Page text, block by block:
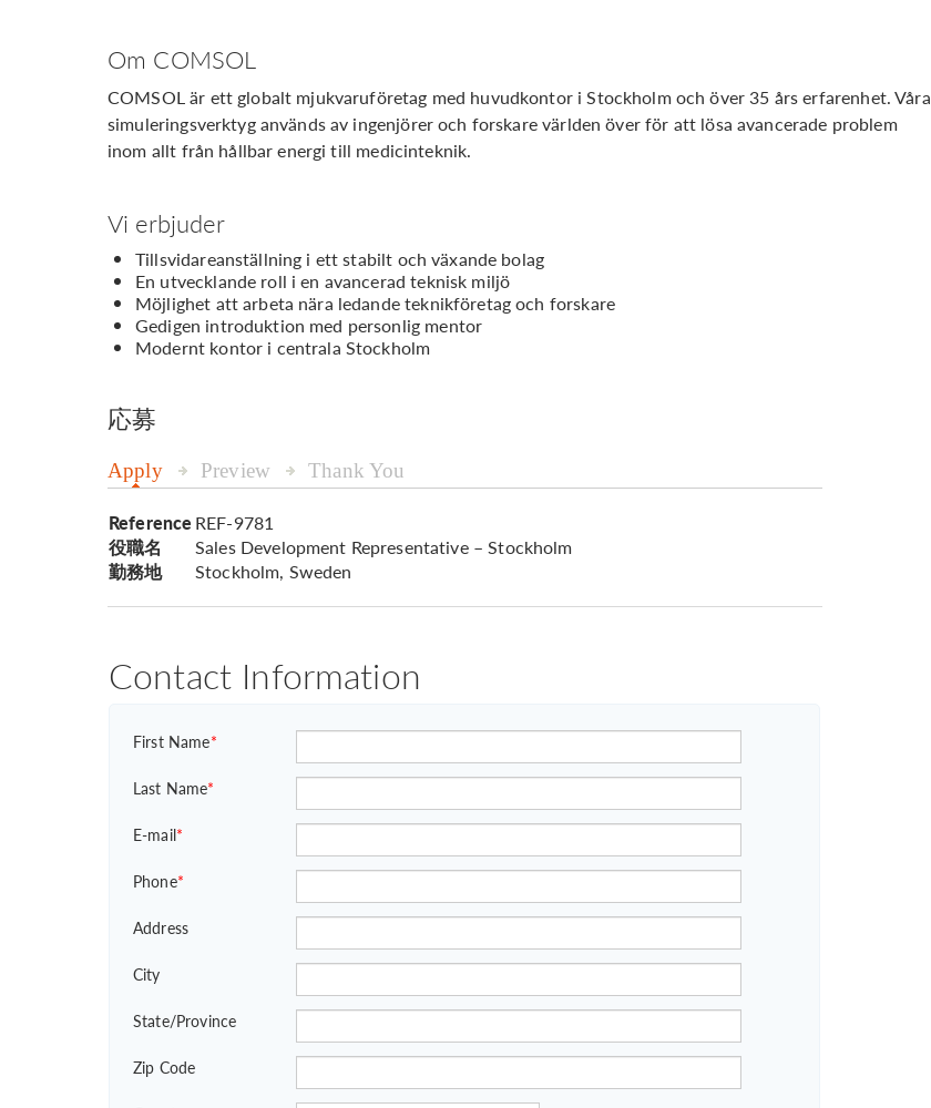
Om COMSOL
COMSOL är ett globalt mjukvaruföretag med huvudkontor i Stockholm och över 35 års erfarenhet. Våra
simuleringsverktyg används av ingenjörer och forskare världen över för att lösa avancerade problem
inom allt från hållbar energi till medicinteknik.
Vi erbjuder
Tillsvidareanställning i ett stabilt och växande bolag
En utvecklande roll i en avancerad teknisk miljö
Möjlighet att arbeta nära ledande teknikföretag och forskare
Gedigen introduktion med personlig mentor
Modernt kontor i centrala Stockholm
応募
Apply Preview Thank You
Reference REF-9781
役職名
Sales Development Representative – Stockholm
勤務地
Stockholm, Sweden
Contact Information
First Name*
Last Name*
E-mail*
Phone*
Address
City
State/Province
Zip Code